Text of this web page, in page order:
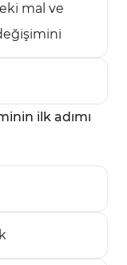
mal ve
ilk adımı